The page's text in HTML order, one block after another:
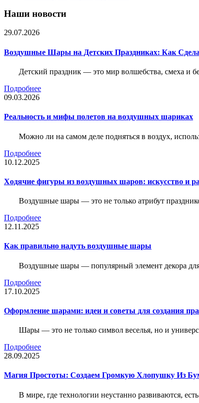
Наши новости
29.07.2026
Воздушные Шары на Детских Праздниках: Как
Детский праздник — это мир волшебства, смеха и
Подробнее
09.03.2026
Реальность и мифы полетов на воздушных шариках
Можно ли на самом деле подняться в воздух,
Подробнее
10.12.2025
Ходячие фигуры из воздушных шаров: искусство и
Воздушные шары — это не только атрибут
Подробнее
12.11.2025
Как правильно надуть воздушные шары
Воздушные шары — популярный элемент декора
Подробнее
17.10.2025
Оформление шарами: идеи и советы для создания
Шары — это не только символ веселья, но и
Подробнее
28.09.2025
Магия Простоты: Создаем Громкую Хлопушку Из
В мире, где технологии неустанно развиваются,